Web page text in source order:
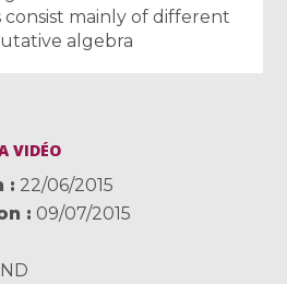
mainly of different
algebra
VIDÉO
22/06/2015
09/07/2015